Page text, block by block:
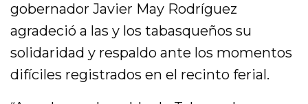
gobernador Javier May Rodríguez
agradeció a las y los tabasqueños su
solidaridad y respaldo ante los momentos
difíciles registrados en el recinto ferial.